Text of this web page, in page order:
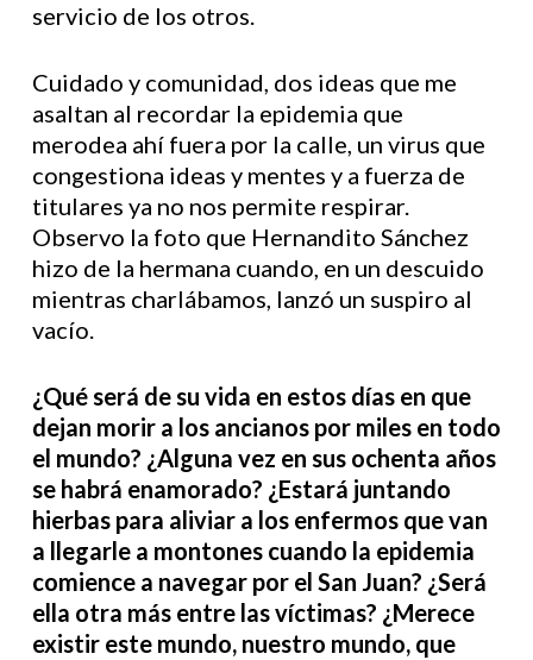
servicio de los otros.
Cuidado y comunidad, dos ideas que me
asaltan al recordar la epidemia que
merodea ahí fuera por la calle, un virus que
congestiona ideas y mentes y a fuerza de
titulares ya no nos permite respirar.
Observo la foto que Hernandito Sánchez
hizo de la hermana cuando, en un descuido
mientras charlábamos, lanzó un suspiro al
vacío.
¿Qué será de su vida en estos días en que
dejan morir a los ancianos por miles en todo
el mundo? ¿Alguna vez en sus ochenta años
se habrá enamorado? ¿Estará juntando
hierbas para aliviar a los enfermos que van
a llegarle a montones cuando la epidemia
comience a navegar por el San Juan? ¿Será
ella otra más entre las víctimas? ¿Merece
existir este mundo, nuestro mundo, que